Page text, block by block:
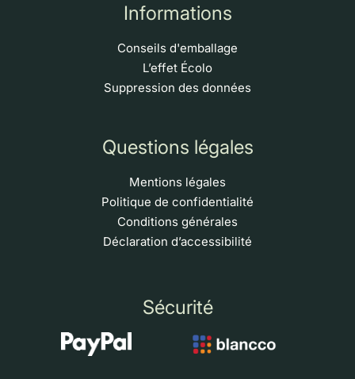
Informations
Conseils d'emballage
L’effet Écolo
Suppression des données
Questions légales
Mentions légales
Politique de confidentialité
Conditions générales
Déclaration d’accessibilité
Sécurité